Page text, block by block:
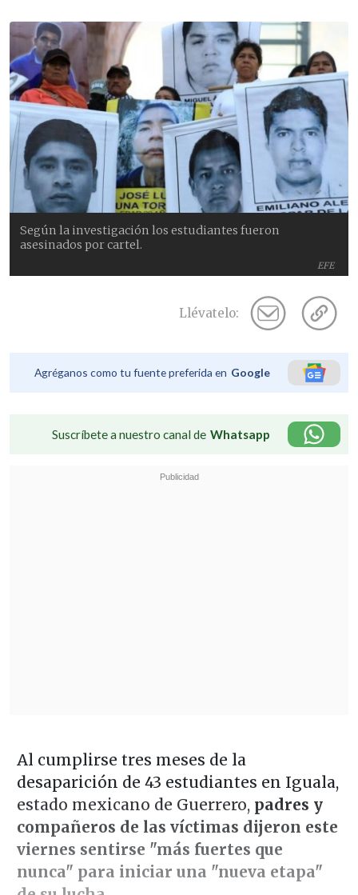
EFE
Según la investigación los estudiantes fueron
asesinados por cartel.
Llévatelo:
Agréganos como tu fuente preferida en Google
Suscríbete a nuestro canal de Whatsapp
Al cumplirse tres meses de la
desaparición de 43 estudiantes en Iguala,
estado mexicano de Guerrero, padres y
compañeros de las víctimas dijeron este
viernes sentirse "más fuertes que
nunca" para iniciar una "nueva etapa"